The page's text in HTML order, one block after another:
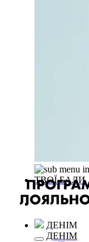
ТВОЇ БАЛИ
ДЕНІМ
ДЕНІМ